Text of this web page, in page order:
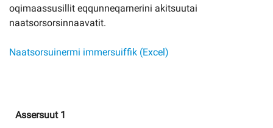
oqimaassusillit eqqunneqarnerini akitsuutai
naatsorsorsinnaavatit.
Naatsorsuinermi immersuiffik (Excel)
Assersuut 1